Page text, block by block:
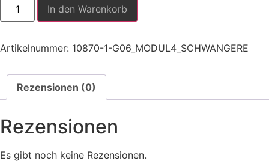
In den Warenkorb
Artikelnummer: 10870-1-G06_MODUL4_SCHWANGERE
Rezensionen (0)
Rezensionen
Es gibt noch keine Rezensionen.